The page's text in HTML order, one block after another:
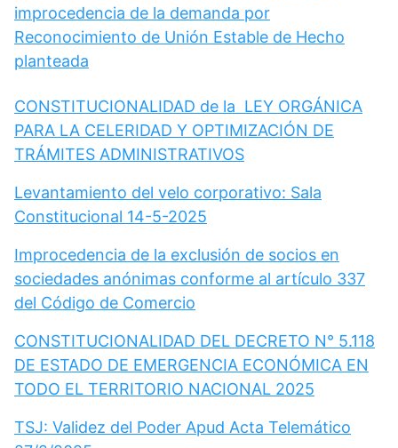
improcedencia de la demanda por
Reconocimiento de Unión Estable de Hecho
planteada
CONSTITUCIONALIDAD de la LEY ORGÁNICA
PARA LA CELERIDAD Y OPTIMIZACIÓN DE
TRÁMITES ADMINISTRATIVOS
Levantamiento del velo corporativo: Sala
Constitucional 14-5-2025
Improcedencia de la exclusión de socios en
sociedades anónimas conforme al artículo 337
del Código de Comercio
CONSTITUCIONALIDAD DEL DECRETO N° 5.118
DE ESTADO DE EMERGENCIA ECONÓMICA EN
TODO EL TERRITORIO NACIONAL 2025
TSJ: Validez del Poder Apud Acta Telemático